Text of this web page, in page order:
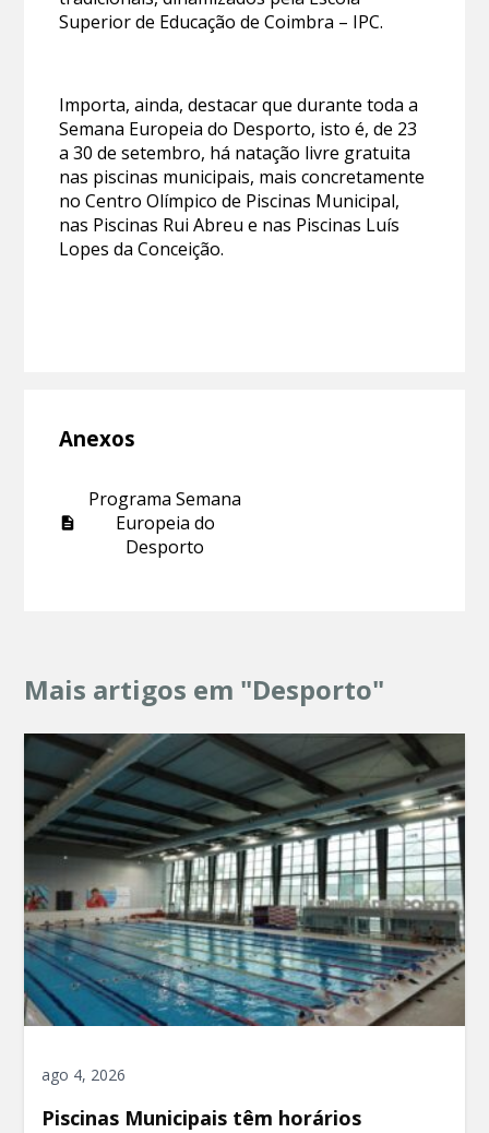
Superior de Educação de Coimbra – IPC.
Importa, ainda, destacar que durante toda a
Semana Europeia do Desporto, isto é, de 23
a 30 de setembro, há natação livre gratuita
nas piscinas municipais, mais concretamente
no Centro Olímpico de Piscinas Municipal,
nas Piscinas Rui Abreu e nas Piscinas Luís
Lopes da Conceição.
Anexos
Programa Semana
Europeia do
Desporto
Mais artigos em "Desporto"
ago 4, 2026
Piscinas Municipais têm horários